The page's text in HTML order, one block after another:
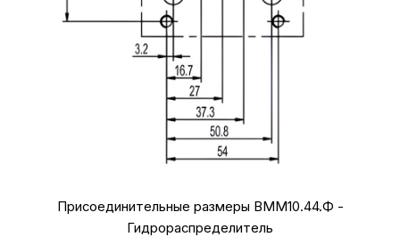
Присоединительные размеры ВММ10.44.Ф -
Гидрораспределитель